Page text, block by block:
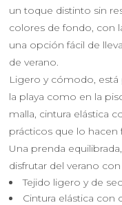
un toque distinto sin
colores de fondo, con
una opción fácil de
de verano.
Ligero y cómodo,
la playa como en la
malla, cintura elástica
prácticos que lo hacen
Una prenda
disfrutar del verano
Tejido ligero y de
Cintura elástica con